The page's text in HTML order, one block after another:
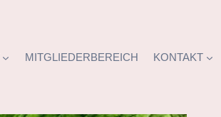
MITGLIEDERBEREICH KONTAKT